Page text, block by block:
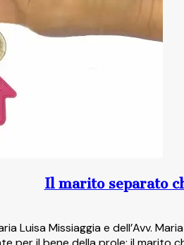
Il marito separato
Luisa Missiaggia e dell’Avv.